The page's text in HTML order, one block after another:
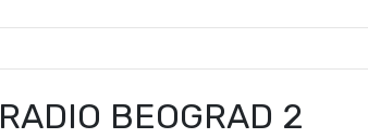
RADIO BEOGRAD 2